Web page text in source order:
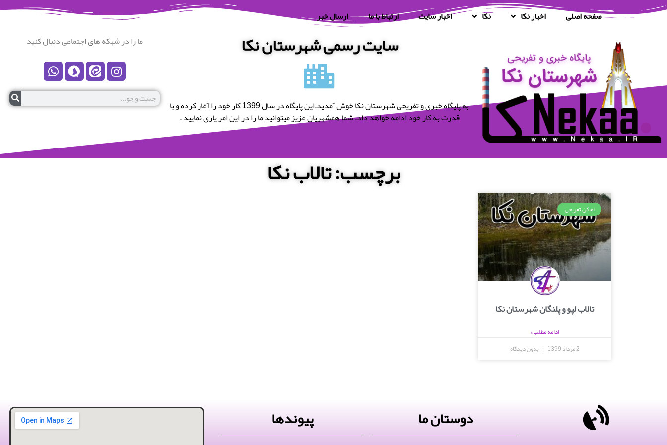
صفحه اصلی اخبار نکا نکا اخبار سایت ارتباط با ما ارسال خبر
سایت رسمی شهرستان نکا
به پایگاه خبری و تفریحی شهرستان نکا خوش آمدید.این پایگاه در سال 1399 کار خود را آغاز کرده و با
قدرت به کار خود ادامه خواهد داد. شما همشهریان عزیز میتوانید ما را در این امر یاری نمایید .
ما را در شبکه های اجتماعی دنبال کنید
برچسب: تالاب نکا
اماکن تفریحی
تالاب لپو و پلنگان شهرستان نکا
ادامه مطلب »
2 مرداد 1399
بدون دیدگاه
دوستان ما پیوندها